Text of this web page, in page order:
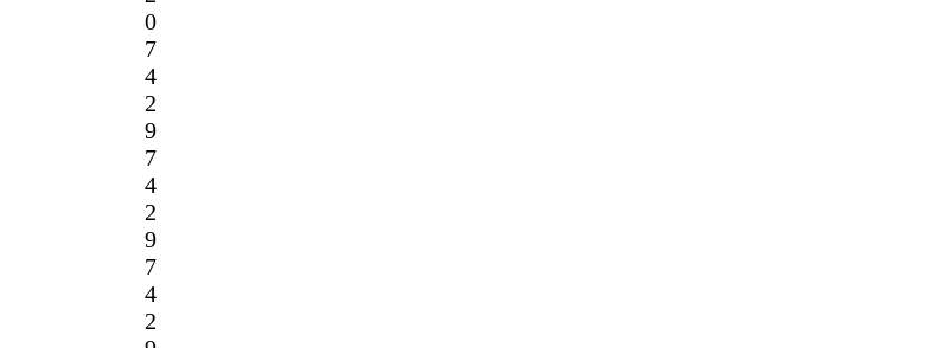
0
7
4
2
9
7
4
2
9
7
4
2